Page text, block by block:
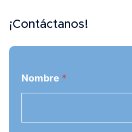
¡Contáctanos!
Nombre *